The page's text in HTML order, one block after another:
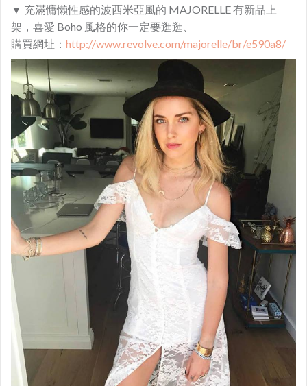
▼ 充滿慵懶性感的波西米亞風的 MAJORELLE 有新品上
架，喜愛 Boho 風格的你一定要逛逛、
購買網址： http://www.revolve.com/majorelle/br/e590a8/